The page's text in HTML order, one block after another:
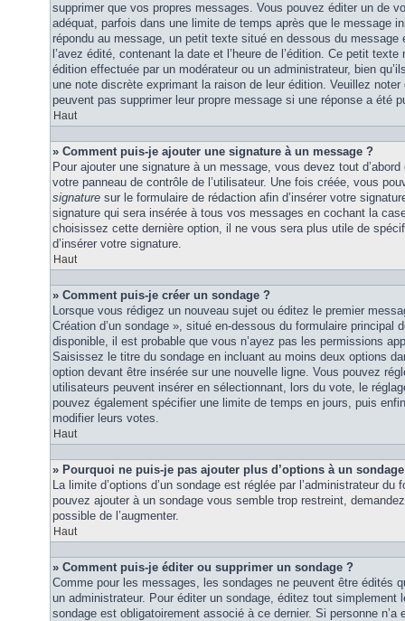
supprimer que vos propres messages. Vous pouvez éditer un de
adéquat, parfois dans une limite de temps après que le message
répondu au message, un petit texte situé en dessous du message
l’avez édité, contenant la date et l’heure de l’édition. Ce petit texte
édition effectuée par un modérateur ou un administrateur, bien
une note discrète exprimant la raison de leur édition. Veuillez
peuvent pas supprimer leur propre message si une réponse a été
Haut
» Comment puis-je ajouter une signature à un message ?
Pour ajouter une signature à un message, vous devez tout d’abord
votre panneau de contrôle de l’utilisateur. Une fois créée, vous
signature sur le formulaire de rédaction afin d’insérer votre
signature qui sera insérée à tous vos messages en cochant la
choisissez cette dernière option, il ne vous sera plus utile de
d’insérer votre signature.
Haut
» Comment puis-je créer un sondage ?
Lorsque vous rédigez un nouveau sujet ou éditez le premier
Création d’un sondage », situé en-dessous du formulaire principal
disponible, il est probable que vous n’ayez pas les permissions
Saisissez le titre du sondage en incluant au moins deux options
option devant être insérée sur une nouvelle ligne. Vous pouvez
utilisateurs peuvent insérer en sélectionnant, lors du vote, le
pouvez également spécifier une limite de temps en jours, puis
modifier leurs votes.
Haut
» Pourquoi ne puis-je pas ajouter plus d’options à un
La limite d’options d’un sondage est réglée par l’administrateur
pouvez ajouter à un sondage vous semble trop restreint,
possible de l’augmenter.
Haut
» Comment puis-je éditer ou supprimer un sondage ?
Comme pour les messages, les sondages ne peuvent être édités
un administrateur. Pour éditer un sondage, éditez tout simplement
sondage est obligatoirement associé à ce dernier. Si personne